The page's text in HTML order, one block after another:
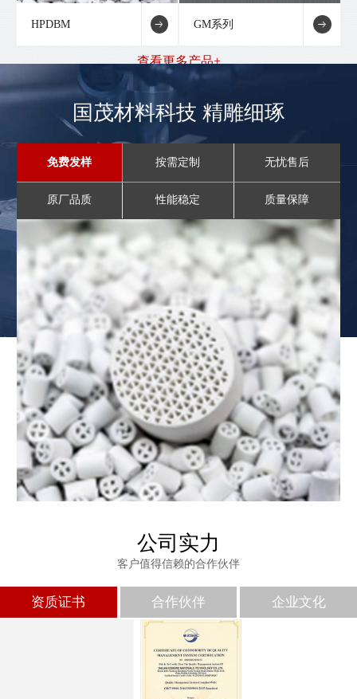
HPDBM GM系列
查看更多产品+
国茂材料科技 精雕细琢
免费发样 按需定制 无忧售后
原厂品质 性能稳定 质量保障
免费发样
如果您需要样品，请致电我司，专属技术人员为您推荐型号并免费
公司实力
客户值得信赖的合作伙伴
资质证书 合作伙伴 企业文化